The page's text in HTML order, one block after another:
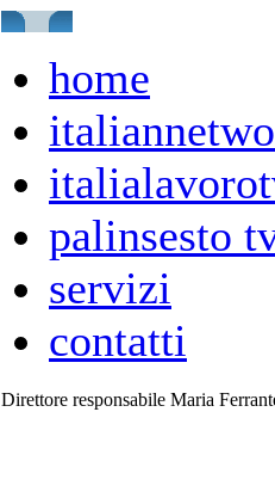
home
palinsesto
servizi
contatti
Direttore responsabile Maria